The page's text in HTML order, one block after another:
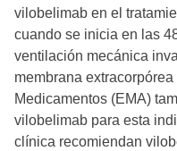
vilobelimab en el
cuando se inicia en las
ventilación mecánica
membrana
Medicamentos (EMA)
vilobelimab para esta
clínica recomiendan